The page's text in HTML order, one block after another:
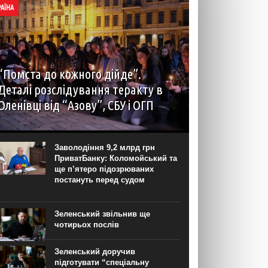
до кожного дійде”.
розслідування теракту в
від “Азову”, СБУ і ОГП
Наталія Терамае 28 липня рідні вцілілих
в Оленівці виступили із шокуючою
Мовляв, списки полонених у “бараці
де стався вибух, укладав полонений
корпусу. Заява...
Заволодіння 9,2 млрд грн
ПриватБанку: Коломойський та
ще п’ятеро підозрюваних
постануть перед судом
Зеленський звільнив ще
чотирьох послів
Зеленський доручив
підготувати “спеціальну